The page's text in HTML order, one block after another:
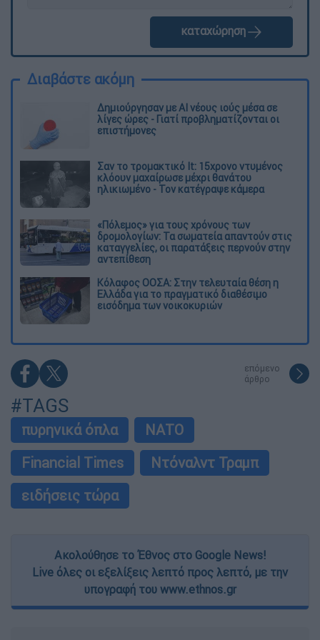
καταχώρηση
Διαβάστε ακόμη
Δημιούργησαν με AI νέους ιούς μέσα σε
λίγες ώρες - Γιατί προβληματίζονται οι
επιστήμονες
Σαν το τρομακτικό It: 15χρονο ντυμένος
κλόουν μαχαίρωσε μέχρι θανάτου
ηλικιωμένο - Τον κατέγραψε κάμερα
«Πόλεμος» για τους χρόνους των
δρομολογίων: Τα σωματεία απαντούν στις
καταγγελίες, οι παρατάξεις περνούν στην
αντεπίθεση
Κόλαφος ΟΟΣΑ: Στην τελευταία θέση η
Ελλάδα για το πραγματικό διαθέσιμο
εισόδημα των νοικοκυριών
επόμενο
άρθρο
#TAGS
πυρηνικά όπλα
ΝΑΤΟ
Financial Times
Ντόναλντ Τραμπ
ειδήσεις τώρα
Ακολούθησε το Έθνος στο Google News!
Live όλες οι εξελίξεις λεπτό προς λεπτό, με την
υπογραφή του www.ethnos.gr